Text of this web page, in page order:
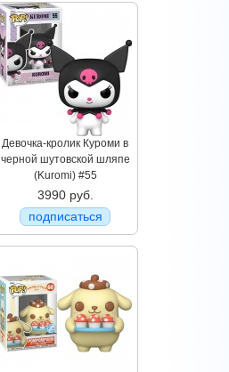
Девочка-кролик Куроми в
черной шутовской шляпе
(Kuromi) #55
3990 руб.
подписаться